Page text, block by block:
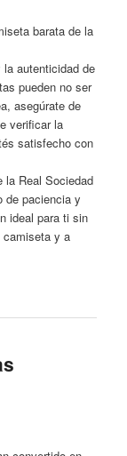
barata de la
autenticidad de
pueden no ser
asegúrate de
verificar la
satisfecho con
la Real Sociedad
de paciencia y
ideal para ti sin
camiseta y a